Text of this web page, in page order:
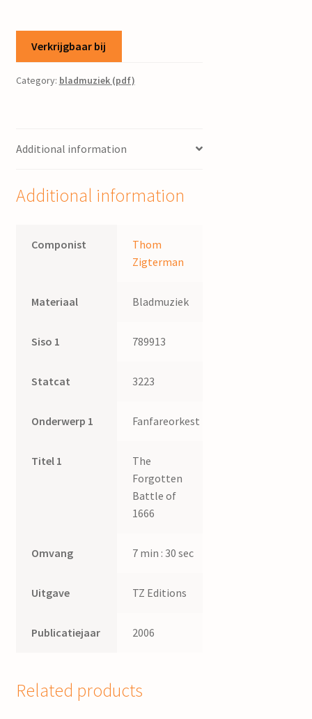
Verkrijgbaar bij
Category: bladmuziek (pdf)
Additional information
Additional information
Componist
Thom
Zigterman
Materiaal Bladmuziek
Siso 1 789913
Statcat 3223
Onderwerp 1 Fanfareorkest
Titel 1
The
Forgotten
Battle of
1666
Omvang 7 min : 30 sec
Uitgave TZ Editions
Publicatiejaar 2006
Related products